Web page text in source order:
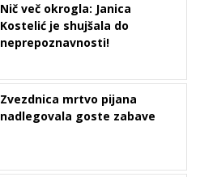
Nič več okrogla: Janica
Kostelić je shujšala do
neprepoznavnosti!
Zvezdnica mrtvo pijana
nadlegovala goste zabave